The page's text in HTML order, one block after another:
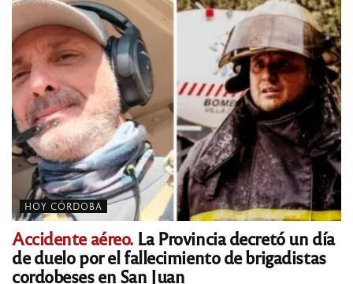
HOY CÓRDOBA
Accidente aéreo.La Provincia decretó un día
de duelo por el fallecimiento de brigadistas
cordobeses en San Juan